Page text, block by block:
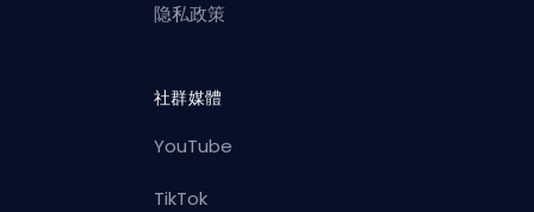
隐私政策
社群媒體
YouTube
TikTok